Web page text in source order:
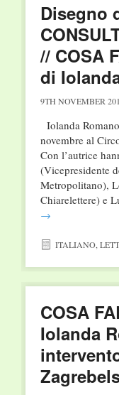
Disegno
// COSA
di
9TH NOVEMBER
Iolanda
novembre al
Con l’autrice
(Vicepresidente
Metropolitano),
Chiarelettere) e
→
ITALIANO,
COSA
Iolanda